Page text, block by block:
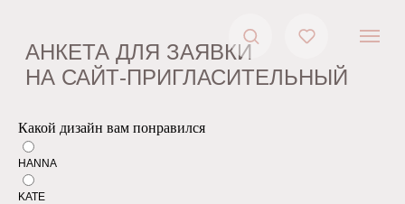
НА САЙТ-ПРИГЛАСИТЕЛЬНЫЙ
Какой дизайн вам понравился
HANNA
KATE